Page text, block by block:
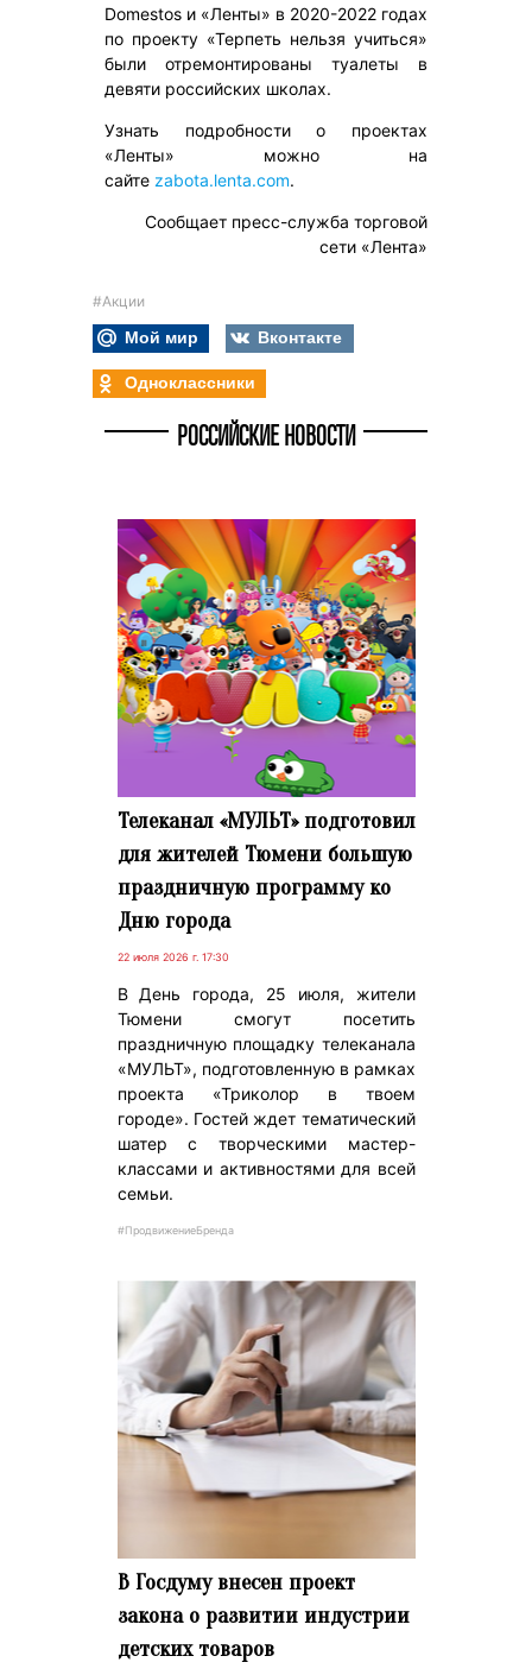
Domestos и «Ленты» в 2020-2022 годах
по проекту «Терпеть нельзя учиться»
были отремонтированы туалеты в
девяти российских школах.
Узнать подробности о проектах
«Ленты» можно на
сайте zabota.lenta.com.
Сообщает пресс-служба торговой
сети «Лента»
#Акции
Мой мир
Вконтакте
Одноклассники
РОССИЙСКИЕ НОВОСТИ
Телеканал «МУЛЬТ» подготовил
для жителей Тюмени большую
праздничную программу ко
Дню города
22 июля 2026 г. 17:30
В День города, 25 июля, жители
Тюмени смогут посетить
праздничную площадку телеканала
«МУЛЬТ», подготовленную в рамках
проекта «Триколор в твоем
городе». Гостей ждет тематический
шатер с творческими мастер-
классами и активностями для всей
семьи.
#ПродвижениеБренда
В Госдуму внесен проект
закона о развитии индустрии
детских товаров